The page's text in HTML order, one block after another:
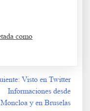
como
Visto en Twitter
Informaciones desde
Moncloa y en Bruselas